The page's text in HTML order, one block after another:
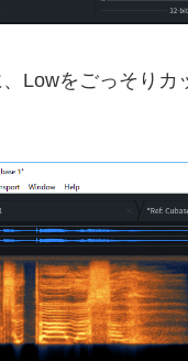
Lowをごっそり